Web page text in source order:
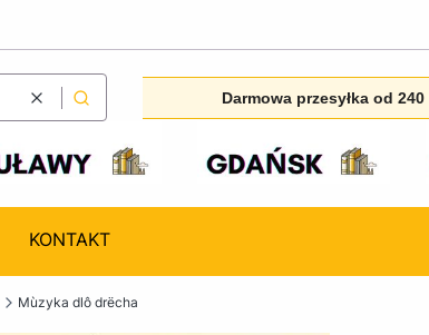
WyczyśćSzukaj Darmowa przesyłka od 240
KONTAKT
Mùzyka dlô drëcha